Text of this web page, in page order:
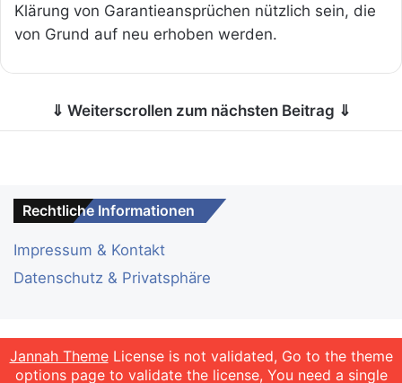
Jannah ThemeLicense is not validated, Go to the theme
options page to validate the license, You need a single
Klärung von Garantieansprüchen nützlich sein, die
von Grund auf neu erhoben werden.
⇓ Weiterscrollen zum nächsten Beitrag ⇓
Rechtliche Informationen
Impressum & Kontakt
Datenschutz & Privatsphäre
Erscheinungsdatum24 © Copyright 2016 - 2026, Alle